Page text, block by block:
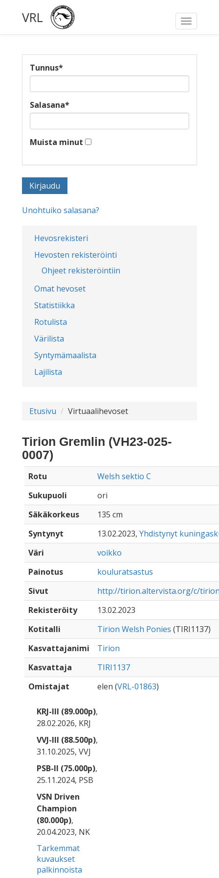
Toggle
VRL
Hevosrekisteri
Hevosten rekisteröinti
Ohjeet rekisteröintiin
Omat hevoset
Statistiikka
Rotulista
Värilista
Syntymämaalista
Lajilista
Tunnus*
Salasana*
Muista minut
Unohtuiko salasana?
Etusivu Virtuaalihevoset
Tirion Gremlin (VH23-025-
0007)
Rotu
Welsh sektio C
Sukupuoli
ori
Säkäkorkeus
135 cm
Syntynyt
13.02.2023, Yhdistynyt
Väri
voikko
Painotus
kouluratsastus
Sivut
http://tirion.altervista.org/c/
Rekisteröity
13.02.2023
Kotitalli
Tirion Welsh Ponies (TIRI1137)
Kasvattajanimi
Tirion
Kasvattaja
TIRI1137
Omistajat
elen (VRL-01863)
KRJ-III (89.000p),
28.02.2026, KRJ
VVJ-III (88.500p),
31.10.2025, VVJ
PSB-II (75.000p),
25.11.2024, PSB
VSN Driven
Champion
(80.000p),
20.04.2023, NK
Tarkemmat
kuvaukset
palkinnoista